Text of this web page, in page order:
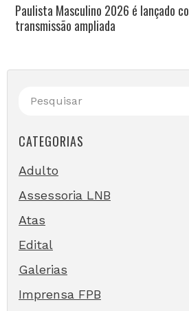
Paulista Masculino 2026 é lançado
transmissão ampliada
CATEGORIAS
Adulto
Assessoria LNB
Atas
Edital
Galerias
Imprensa FPB